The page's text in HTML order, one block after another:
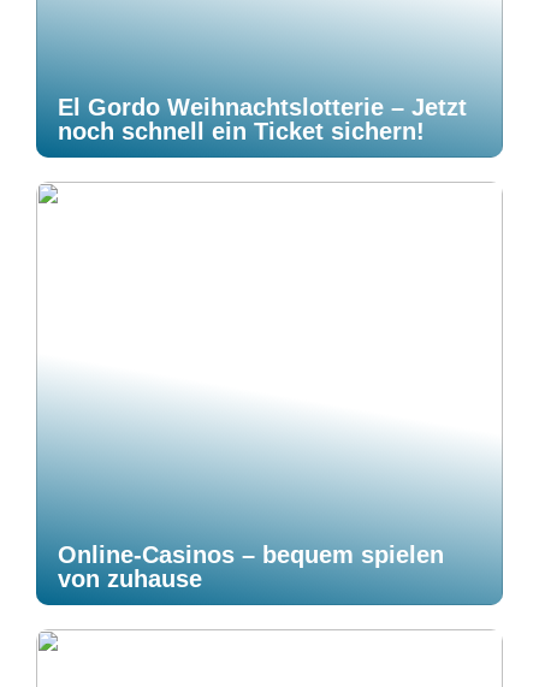
El Gordo Weihnachtslotterie – Jetzt
noch schnell ein Ticket sichern!
Online-Casinos – bequem spielen
von zuhause